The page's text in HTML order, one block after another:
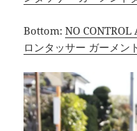
Bottom:NO
ロンタッサー ガーメン